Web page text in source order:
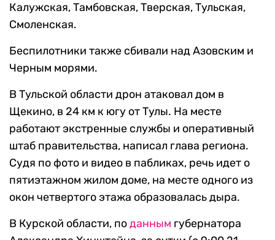
Калужская, Тамбовская, Тверская, Тульская,
Смоленская.
Беспилотники также сбивали над Азовским и
Черным морями.
В Тульской области дрон атаковал дом в
Щекино, в 24 км к югу от Тулы. На месте
работают экстренные службы и оперативный
штаб правительства, написал глава региона.
Судя по фото и видео в пабликах, речь идет о
пятиэтажном жилом доме, на месте одного из
окон четвертого этажа образовалась дыра.
В Курской области, поданным губернатора